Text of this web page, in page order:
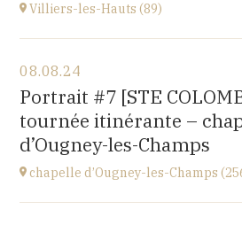
Villiers-les-Hauts (89)
église de Villiers-les-Hauts
89160
at20H30
Go to site
08.08.24
Portrait #7 [STE
tournée itinérante –
d’Ougney-les-Champs
chapelle d’Ougney-les-Champs